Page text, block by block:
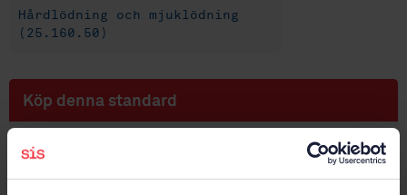
Hårdlödning och mjuklödning
(25.160.50)
Köp denna standard
STANDARD